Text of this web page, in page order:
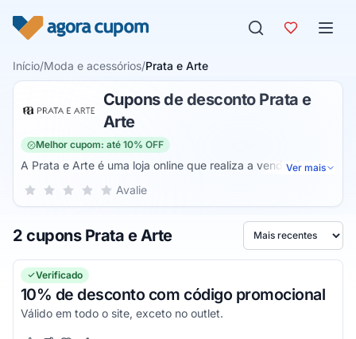
Início/Moda e acessórios/Prata e Arte
Cupons de desconto Prata e
Arte
Melhor cupom: até 10% OFF
A Prata e Arte é uma loja online que realiza a venda de
acessórios para o seu dia a dia. Assim, você pode estar
Ver mais
Sua nota para Prata e Arte, de 1 a 5 estrelas
5 estrelas
4 estrelas
3 estrelas
2 estrelas
1 estrela Avalie
2 cupons Prata e Arte Ordenar por
Verificado
10% de desconto com código promocional
Válido em todo o site, exceto no outlet.